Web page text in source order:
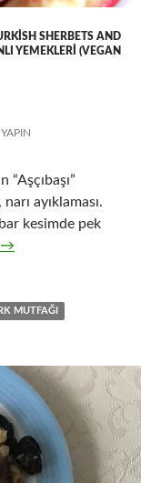
SHERBETS AND
YEMEKLERI (VEGAN
ayıklaması.
kesimde pek
→
MUTFAĞI